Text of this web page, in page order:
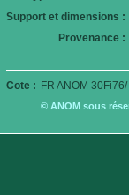
Support et dimensions :
Provenance :
Cote : FR ANOM
© ANOM sous